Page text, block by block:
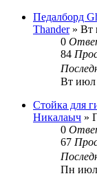
Педалборд
Thander» Вт
0
84
Вт июл
Стойка для
Никалаыч »
0
67
Пн июл